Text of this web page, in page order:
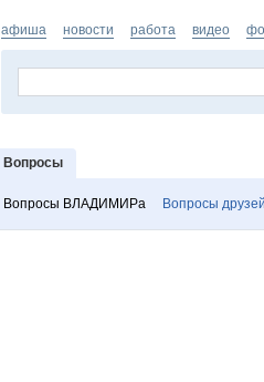
афиша новости работа видео
Вопросы
Вопросы ВЛАДИМИРа Вопросы